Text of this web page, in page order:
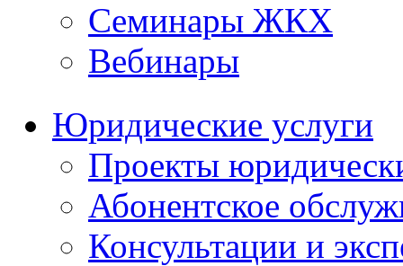
Семинары ЖКХ
Вебинары
Юридические услуги
Проекты
Абонентское
Консультации и